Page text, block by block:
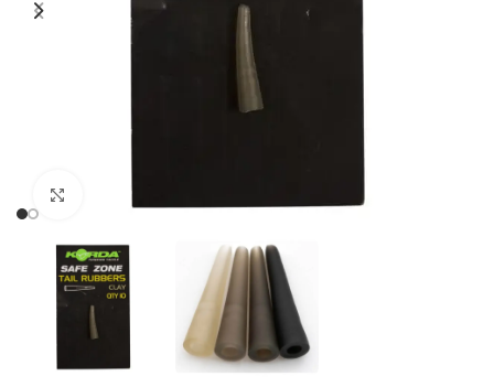
Cliquez pour agrandir